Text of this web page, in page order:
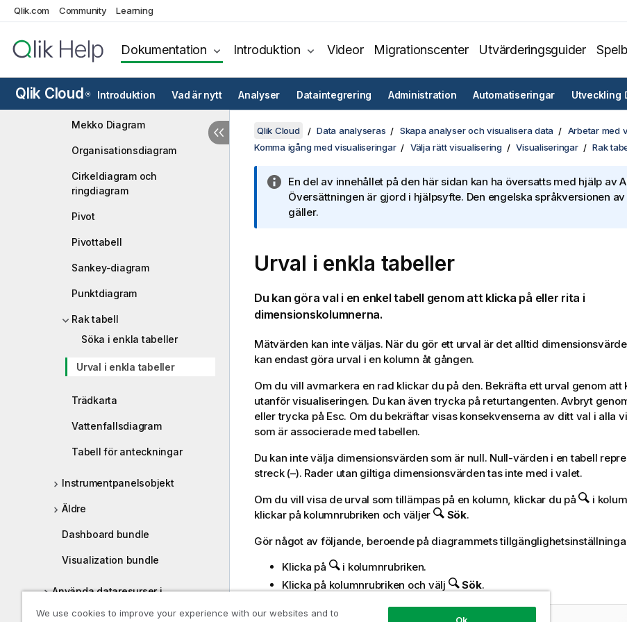
Qlik.com Community Learning
Dokumentation Introduktion Videor Migrationscenter Utvärderingsguider
Qlik Cloud ® Introduktion Vad är nytt Analyser Dataintegrering Administration Automatiseringar Utveckling
Histogram
KPI (nyckeltal)
Mappa diagram
Mekko Diagram
Organisationsdiagram
Cirkeldiagram och
ringdiagram
Pivot
Pivottabell
Sankey-diagram
Punktdiagram
Rak tabell
Söka i enkla tabeller
Urval i enkla tabeller
Trädkarta
Vattenfallsdiagram
Tabell för anteckningar
Instrumentpanelsobjekt
Äldre
Dashboard bundle
Visualization bundle
Använda dataresurser i
Qlik Cloud Data analyseras Skapa analyser och visualisera data
Arbetar med
Komma igång med visualiseringar
Välja rätt visualisering Visualiseringar Rak
En del av innehållet på den här sidan kan ha översatts med hjälp av
Översättningen är gjord i hjälpsyfte. Den engelska språkversionen
gäller.
Urval i enkla tabeller
Du kan göra vali en enkel tabell genom att klicka på eller rita i
dimensionskolumnerna.
Mätvärden kan inte väljas. När du gör ett urval är det alltid
kan endast göra urval i en kolumn åt gången.
Om du vill avmarkera en rad klickar du på den. Bekräfta ett urval genom att
utanför visualiseringen. Du kan även trycka på returtangenten. Avbryt
eller trycka på Esc. Om du bekräftar visas konsekvenserna av ditt val i alla
som är associerade med tabellen.
Du kan inte välja dimensionsvärden som är null. Null-värden i en tabell
streck (–). Rader utan giltiga dimensionsvärden tas inte med i valet.
Om du vill visa de urval som tillämpas på en kolumn, klickar du på
i
klickar på kolumnrubriken och väljer
Sök.
Gör något av följande, beroende på diagrammets
Klicka på
i kolumnrubriken.
Klicka på kolumnrubriken och välj
Sök.
Customer.
We use cookies to improve your experience with our websites and to